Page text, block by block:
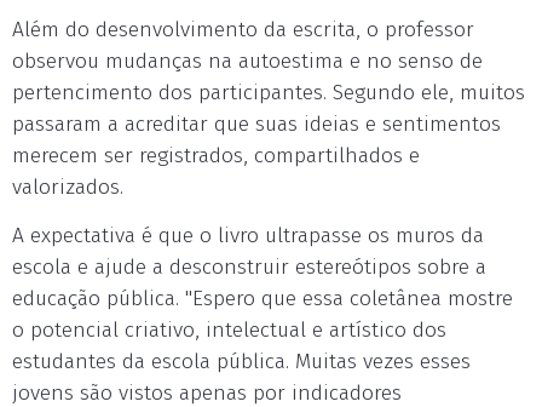
Além do desenvolvimento da escrita, o professor
observou mudanças na autoestima e no senso de
pertencimento dos participantes. Segundo ele, muitos
passaram a acreditar que suas ideias e sentimentos
merecem ser registrados, compartilhados e
valorizados.
A expectativa é que o livro ultrapasse os muros da
escola e ajude a desconstruir estereótipos sobre a
educação pública. "Espero que essa coletânea mostre
o potencial criativo, intelectual e artístico dos
estudantes da escola pública. Muitas vezes esses
jovens são vistos apenas por indicadores